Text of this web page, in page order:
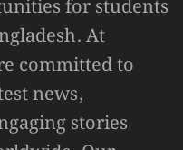
for students
At
committed to
news,
stories